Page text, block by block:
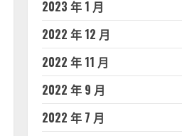
2023 年 1 月
2022 年 12 月
2022 年 11 月
2022 年 9 月
2022 年 7 月